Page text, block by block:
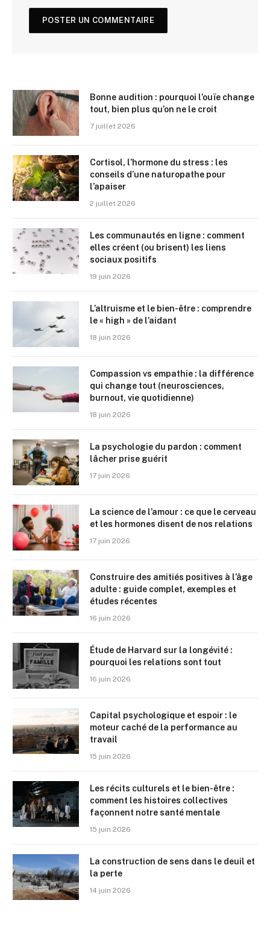
Bonne audition : pourquoi l’ouïe change
tout, bien plus qu’on ne le croit
7 juillet 2026
Cortisol, l’hormone du stress : les
conseils d’une naturopathe pour
l’apaiser
2 juillet 2026
Les communautés en ligne : comment
elles créent (ou brisent) les liens
sociaux positifs
19 juin 2026
L’altruisme et le bien-être : comprendre
le « high » de l’aidant
18 juin 2026
Compassion vs empathie : la différence
qui change tout (neurosciences,
burnout, vie quotidienne)
18 juin 2026
La psychologie du pardon : comment
lâcher prise guérit
17 juin 2026
La science de l’amour : ce que le cerveau
et les hormones disent de nos relations
17 juin 2026
Construire des amitiés positives à l’âge
adulte : guide complet, exemples et
études récentes
16 juin 2026
Étude de Harvard sur la longévité :
pourquoi les relations sont tout
16 juin 2026
Capital psychologique et espoir : le
moteur caché de la performance au
travail
15 juin 2026
Les récits culturels et le bien-être :
comment les histoires collectives
façonnent notre santé mentale
15 juin 2026
La construction de sens dans le deuil et
la perte
14 juin 2026